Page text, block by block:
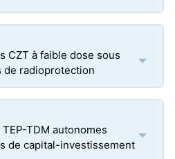
CZT à faible dose sous
de radioprotection
TDM autonomes
de capital-investissement